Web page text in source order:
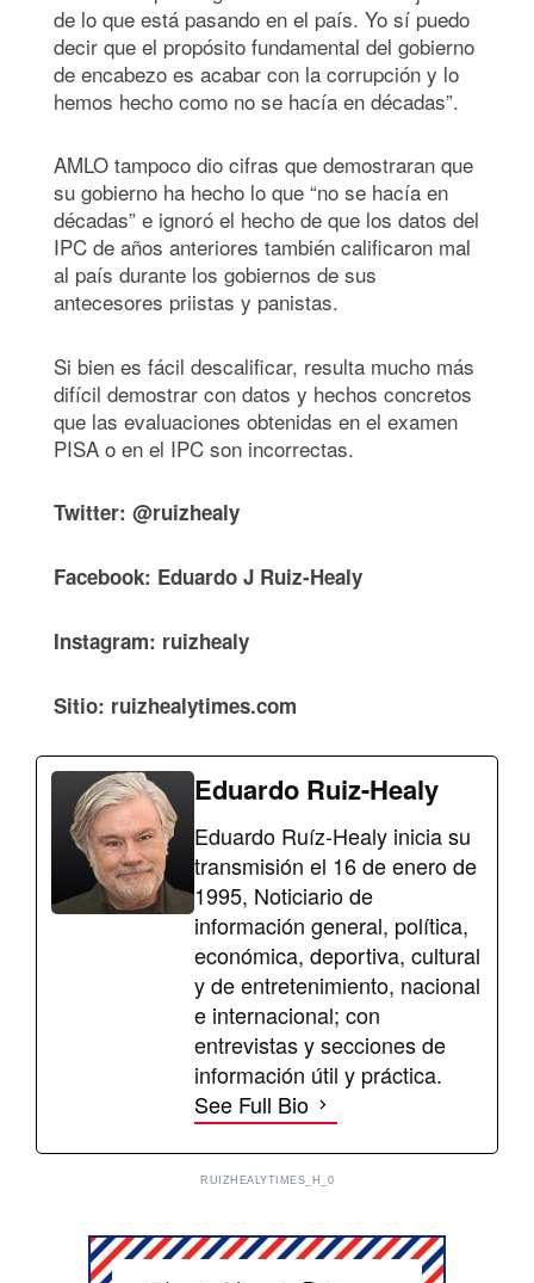
de lo que está pasando en el país. Yo sí puedo
decir que el propósito fundamental del gobierno
de encabezo es acabar con la corrupción y lo
hemos hecho como no se hacía en décadas”.
AMLO tampoco dio cifras que demostraran que
su gobierno ha hecho lo que “no se hacía en
décadas” e ignoró el hecho de que los datos del
IPC de años anteriores también calificaron mal
al país durante los gobiernos de sus
antecesores priistas y panistas.
Si bien es fácil descalificar, resulta mucho más
difícil demostrar con datos y hechos concretos
que las evaluaciones obtenidas en el examen
PISA o en el IPC son incorrectas.
Twitter: @ruizhealy
Facebook: Eduardo J Ruiz-Healy
Instagram: ruizhealy
Sitio: ruizhealytimes.com
Eduardo Ruiz-Healy
Eduardo Ruíz-Healy inicia su
transmisión el 16 de enero de
1995, Noticiario de
información general, política,
económica, deportiva, cultural
y de entretenimiento, nacional
e internacional; con
entrevistas y secciones de
información útil y práctica.
See Full Bio
RUIZHEALYTIMES_H_0